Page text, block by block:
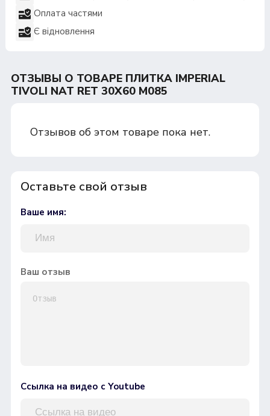
Оплата частями
Є відновлення
ОТЗЫВЫ О ТОВАРЕ ПЛИТКА IMPERIAL
TIVOLI NAT RET 30Х60 M085
Отзывов об этом товаре пока нет.
Оставьте свой отзыв
Ваше имя:
Ваш отзыв
Ссылка на видео с Youtube